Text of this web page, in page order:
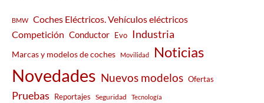
BMW
Coches Eléctricos. Vehículos eléctricos
Competición Conductor Evo Industria
Marcas y modelos de coches Movilidad Noticias
Novedades Nuevos modelos Ofertas
Pruebas Reportajes Seguridad Tecnología